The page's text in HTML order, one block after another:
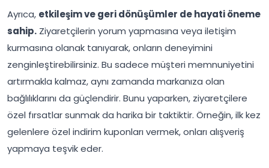
Ayrıca, etkileşim ve geri dönüşümler de hayati öneme
sahip. Ziyaretçilerin yorum yapmasına veya iletişim
kurmasına olanak tanıyarak, onların deneyimini
zenginleştirebilirsiniz. Bu sadece müşteri memnuniyetini
artırmakla kalmaz, aynı zamanda markanıza olan
bağlılıklarını da güçlendirir. Bunu yaparken, ziyaretçilere
özel fırsatlar sunmak da harika bir taktiktir. Örneğin, ilk kez
gelenlere özel indirim kuponları vermek, onları alışveriş
yapmaya teşvik eder.